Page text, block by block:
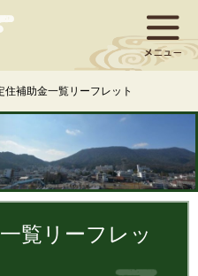
住補助金一覧リーフレット
覧リーフレッ